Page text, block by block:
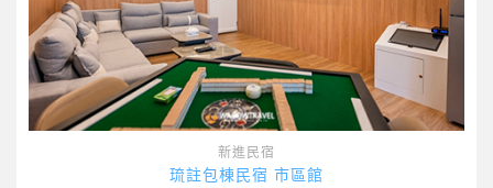
新進民宿
琉註包棟民宿 市區館